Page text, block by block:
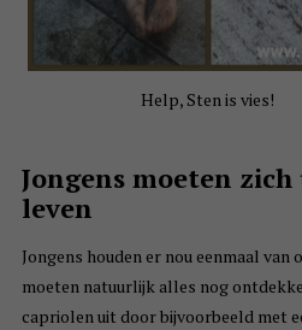
Help, Sten is vies!
Jongens moeten
leven
Jongens houden er nou eenmaal van
moeten natuurlijk alles nog
capriolen uit door bijvoorbeeld met